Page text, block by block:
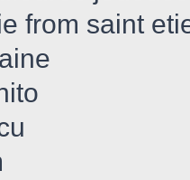
from saint